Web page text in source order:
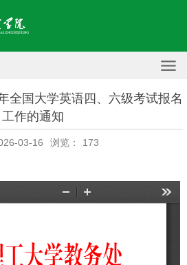
全国大学英语四、六级考试报名
工作的通知
03-16 浏览： 173